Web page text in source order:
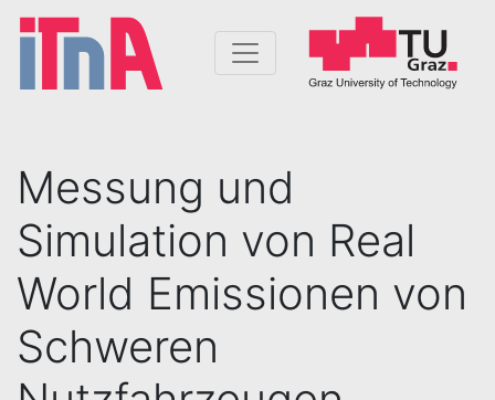
Messung und
Simulation von Real
World Emissionen von
Schweren